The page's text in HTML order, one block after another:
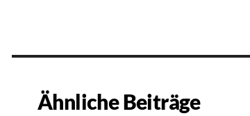
Ähnliche Beiträge